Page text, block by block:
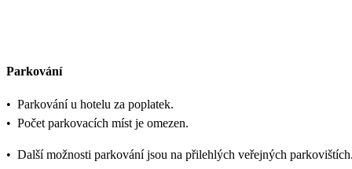
Parkování
• Parkování u hotelu za poplatek.
• Počet parkovacích míst je omezen.
• Další možnosti parkování jsou na přilehlých veřejných